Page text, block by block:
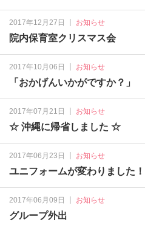
2017年12月27日 お知らせ
院内保育室クリスマス会
2017年10月06日 お知らせ
「おかげんいかがですか？」
2017年07月21日 お知らせ
☆ 沖縄に帰省しました ☆
2017年06月23日 お知らせ
ユニフォームが変わりました！
2017年06月09日 ｜ お知らせ
グループ外出